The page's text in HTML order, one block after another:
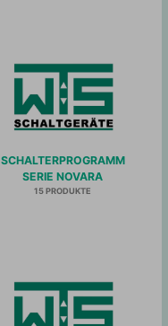
SCHALTERPROGRAMM
SERIE NOVARA
15 PRODUKTE